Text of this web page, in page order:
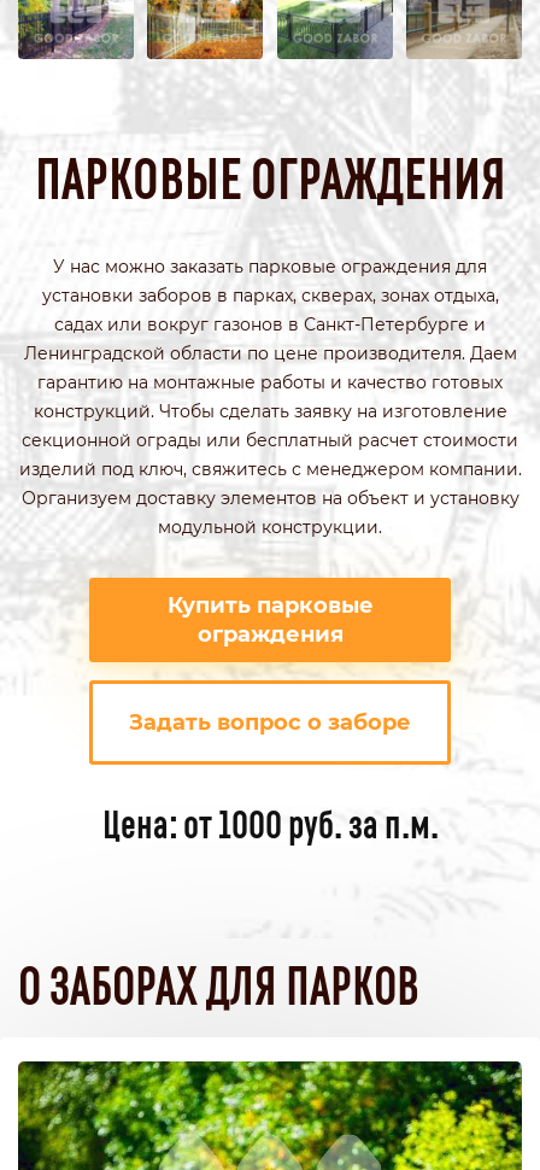
ПАРКОВЫЕ ОГРАЖДЕНИЯ
У нас можно заказать парковые ограждения для
установки заборов в парках, скверах, зонах отдыха,
садах или вокруг газонов в Санкт-Петербурге и
Ленинградской области по цене производителя. Даем
гарантию на монтажные работы и качество готовых
конструкций. Чтобы сделать заявку на изготовление
секционной ограды или бесплатный расчет стоимости
изделий под ключ, свяжитесь с менеджером компании.
Организуем доставку элементов на объект и установку
модульной конструкции.
Купить парковые
ограждения
Задать вопрос о заборе
Цена: от 1000 руб. за п.м.
О ЗАБОРАХ ДЛЯ ПАРКОВ